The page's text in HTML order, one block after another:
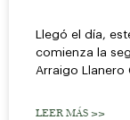
Llegó el día,
comienza la
Arraigo Llanero
LEER MÁS >>